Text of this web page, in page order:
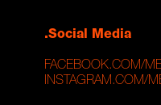
.Social Media
FACEBOOK.COM/
INSTAGRAM.COM/